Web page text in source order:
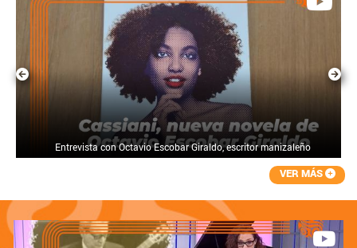
Entrevista con Octavio Escobar Giraldo, escritor manizaleño
VER MÁS